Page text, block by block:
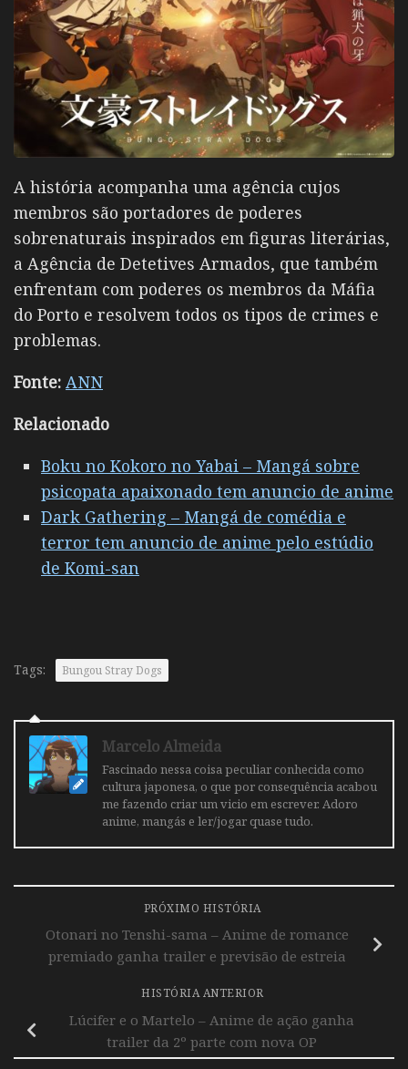
A história acompanha uma agência cujos
membros são portadores de poderes
sobrenaturais inspirados em figuras literárias,
a Agência de Detetives Armados, que também
enfrentam com poderes os membros da Máfia
do Porto e resolvem todos os tipos de crimes e
problemas.
Fonte: ANN
Relacionado
Boku no Kokoro no Yabai – Mangá sobre
psicopata apaixonado tem anuncio de anime
Dark Gathering – Mangá de comédia e
terror tem anuncio de anime pelo estúdio
de Komi-san
Tags: Bungou Stray Dogs
Marcelo Almeida
Fascinado nessa coisa peculiar conhecida como
cultura japonesa, o que por consequência acabou
me fazendo criar um vicio em escrever. Adoro
anime, mangás e ler/jogar quase tudo.
PRÓXIMO HISTÓRIA
Otonari no Tenshi-sama – Anime de romance
premiado ganha trailer e previsão de estreia
HISTÓRIA ANTERIOR
Lúcifer e o Martelo – Anime de ação ganha
trailer da 2º parte com nova OP